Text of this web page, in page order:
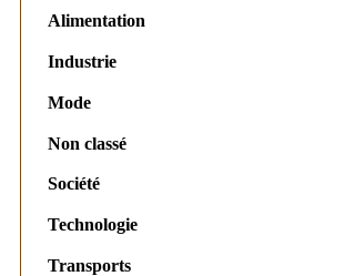
Alimentation
Industrie
Mode
Non classé
Société
Technologie
Transports